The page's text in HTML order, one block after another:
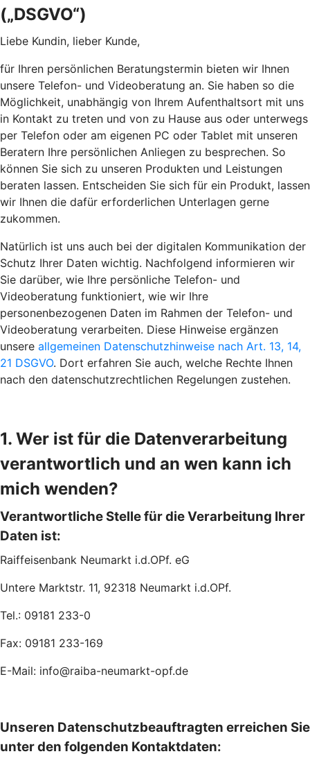
(„DSGVO“)
Liebe Kundin, lieber Kunde,
für Ihren persönlichen Beratungstermin bieten wir Ihnen
unsere Telefon- und Videoberatung an. Sie haben so die
Möglichkeit, unabhängig von Ihrem Aufenthaltsort mit uns
in Kontakt zu treten und von zu Hause aus oder unterwegs
per Telefon oder am eigenen PC oder Tablet mit unseren
Beratern Ihre persönlichen Anliegen zu besprechen. So
können Sie sich zu unseren Produkten und Leistungen
beraten lassen. Entscheiden Sie sich für ein Produkt, lassen
wir Ihnen die dafür erforderlichen Unterlagen gerne
zukommen.
Natürlich ist uns auch bei der digitalen Kommunikation der
Schutz Ihrer Daten wichtig. Nachfolgend informieren wir
Sie darüber, wie Ihre persönliche Telefon- und
Videoberatung funktioniert, wie wir Ihre
personenbezogenen Daten im Rahmen der Telefon- und
Videoberatung verarbeiten. Diese Hinweise ergänzen
unsere allgemeinen Datenschutzhinweise nach Art. 13, 14,
21 DSGVO. Dort erfahren Sie auch, welche Rechte Ihnen
nach den datenschutzrechtlichen Regelungen zustehen.
1. Wer ist für die Datenverarbeitung
verantwortlich und an wen kann ich
mich wenden?
Verantwortliche Stelle für die Verarbeitung Ihrer
Daten ist:
Raiffeisenbank Neumarkt i.d.OPf. eG
Untere Marktstr. 11, 92318 Neumarkt i.d.OPf.
Tel.: 09181 233-0
Fax: 09181 233-169
E-Mail: info@raiba-neumarkt-opf.de
Unseren Datenschutzbeauftragten erreichen Sie
unter den folgenden Kontaktdaten: